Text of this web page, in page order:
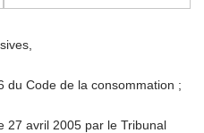
du Code de la consommation ;
27 avril 2005 par le Tribunal